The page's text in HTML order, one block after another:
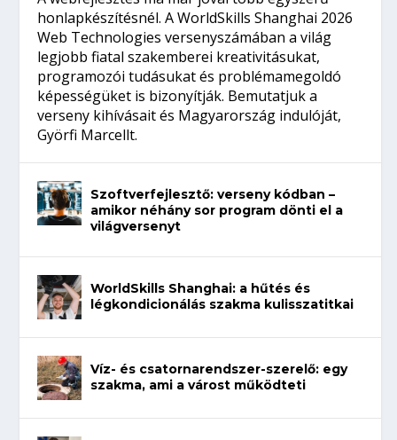
honlapkészítésnél. A WorldSkills Shanghai 2026
Web Technologies versenyszámában a világ
legjobb fiatal szakemberei kreativitásukat,
programozói tudásukat és problémamegoldó
képességüket is bizonyítják. Bemutatjuk a
verseny kihívásait és Magyarország indulóját,
Györfi Marcellt.
Szoftverfejlesztő: verseny kódban –
amikor néhány sor program dönti el a
világversenyt
WorldSkills Shanghai: a hűtés és
légkondicionálás szakma kulisszatitkai
Víz- és csatornarendszer-szerelő: egy
szakma, ami a várost működteti